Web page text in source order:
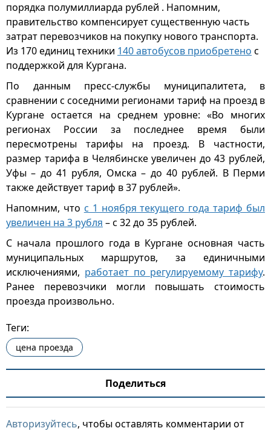
порядка полумиллиарда рублей . Напомним,
правительство компенсирует существенную часть
затрат перевозчиков на покупку нового транспорта.
Из 170 единиц техники 140 автобусов приобретено с
поддержкой для Кургана.
По данным пресс-службы муниципалитета, в
сравнении с соседними регионами тариф на проезд в
Кургане остается на среднем уровне: «Во многих
регионах России за последнее время были
пересмотрены тарифы на проезд. В частности,
размер тарифа в Челябинске увеличен до 43 рублей,
Уфы – до 41 рубля, Омска – до 40 рублей. В Перми
также действует тариф в 37 рублей».
Напомним, что с 1 ноября текущего года тариф был
увеличен на 3 рубля – с 32 до 35 рублей.
С начала прошлого года в Кургане основная часть
муниципальных маршрутов, за единичными
исключениями, работает по регулируемому тарифу.
Ранее перевозчики могли повышать стоимость
проезда произвольно.
Теги:
цена проезда
Поделиться
Авторизуйтесь, чтобы оставлять комментарии от